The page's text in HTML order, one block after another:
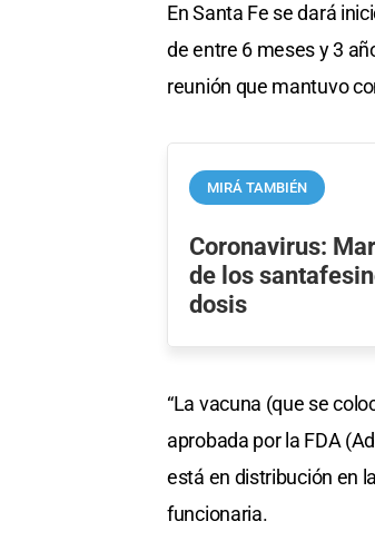
En Santa Fe se dará
de entre 6 meses y 3
reunión que mantuvo
MIRÁ TAMBIÉN
Coronavirus:
de los
dosis
“La vacuna (que se
aprobada por la FDA
está en distribución en
funcionaria.